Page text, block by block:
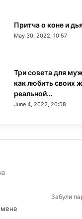
Притча о коне и
May 30, 2022, 10:57
Три совета для
как любить своих
реальной…
June 4, 2022, 20:58
Забули
мене